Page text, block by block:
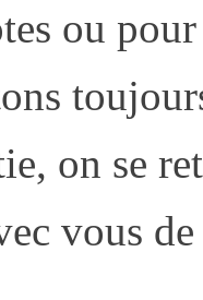
ou
on se
vous